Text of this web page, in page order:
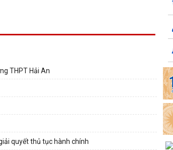
THPT Hải An
quyết thủ tục hành chính